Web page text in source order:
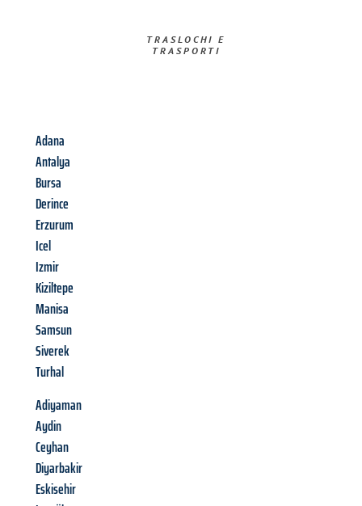
TRASLOCHI E
TRASPORTI​
Adana
Antalya
Bursa
Derince
Erzurum
Icel
Izmir
Kiziltepe
Manisa
Samsun
Siverek
Turhal
Adiyaman
Aydin
Ceyhan
Diyarbakir
Eskisehir